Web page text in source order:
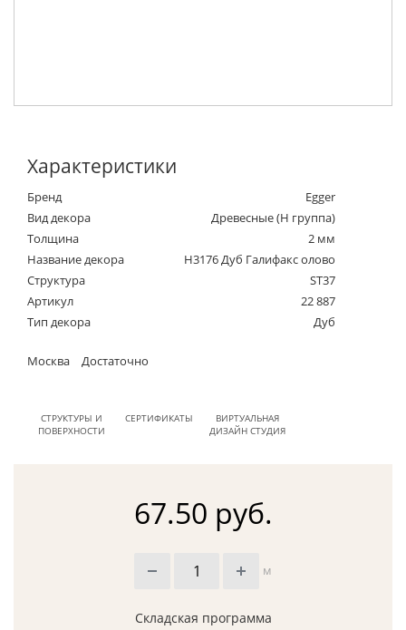
Характеристики
Бренд
Egger
Вид декора
Древесные (Н группа)
Толщина
2 мм
Название декора
H3176 Дуб Галифакс олово
Структура
ST37
Артикул
22 887
Тип декора
Дуб
Москва Достаточно
СТРУКТУРЫ И
ПОВЕРХНОСТИ
СЕРТИФИКАТЫ
ВИРТУАЛЬНАЯ
ДИЗАЙН СТУДИЯ
67.50 руб.
м
Складская программа